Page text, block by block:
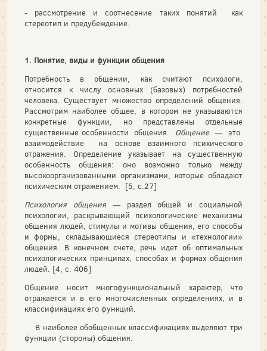
- рассмотрение и соотнесение таких понятий как
стереотип и предубеждение.
1. Понятие, виды и функции общения
Потребность в общении, как считают психологи,
относится к числу основных (базовых) потребностей
человека. Существует множество определений общения.
Рассмотрим наиболее общее, в котором не указываются
конкретные функции, но представлены отдельные
существенные особенности общения. Общение — это
взаимодействие на основе взаимного психического
отражения. Определение указывает на существенную
особенность общения: оно возможно только между
высокоорганизованными организмами, которые обладают
психическим отражением. [5, с.27]
Психология общения— раздел общей и социальной
психологии, раскрывающий психологические механизмы
общения людей, стимулы и мотивы общения, его способы
и формы, складывающиеся стереотипы и «технологии»
общения. В конечном счете, речь идет об оптимальных
психологических принципах, способах и формах общения
людей. [4, с. 406]
Общение носит многофункциональный характер, что
отражается и в его многочисленных определениях, и в
классификациях его функций.
В наиболее обобщенных классификациях выделяют три
функции (стороны) общения: